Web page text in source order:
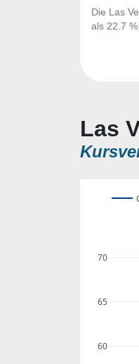
Die Las
als 22.7
Las
60
65
70